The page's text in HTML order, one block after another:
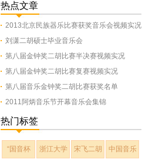
热点文章
2013北京民族器乐比赛获奖音乐会视频实况
刘潇二胡硕士毕业音乐会
第八届金钟奖二胡比赛半决赛视频实况
第八届金钟奖二胡比赛复赛视频实况
第八届音乐金钟奖二胡比赛获奖名单
2011阿炳音乐节开幕音乐会集锦
热门标签
“国音杯 浙江大学 宋飞二胡 中国音乐